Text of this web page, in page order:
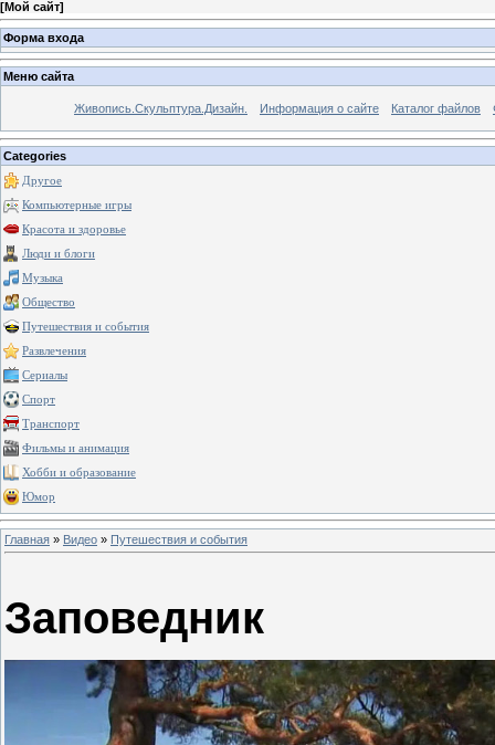
[Мой сайт]
Форма входа
Меню сайта
Живопись.Скульптура.Дизайн. Информация о сайте Каталог файлов
Categories
Другое
Компьютерные игры
Красота и здоровье
Люди и блоги
Музыка
Общество
Путешествия и события
Развлечения
Сериалы
Спорт
Транспорт
Фильмы и анимация
Хобби и образование
Юмор
Главная » Видео » Путешествия и события
Заповедник